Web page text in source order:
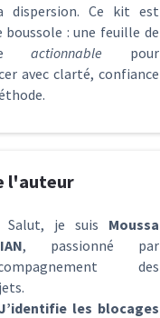
dispersion. Ce kit est
boussole : une feuille de
actionnable pour
avec clarté, confiance
l'auteur
je suis Moussa
, passionné par
des
J’identifie les blocages